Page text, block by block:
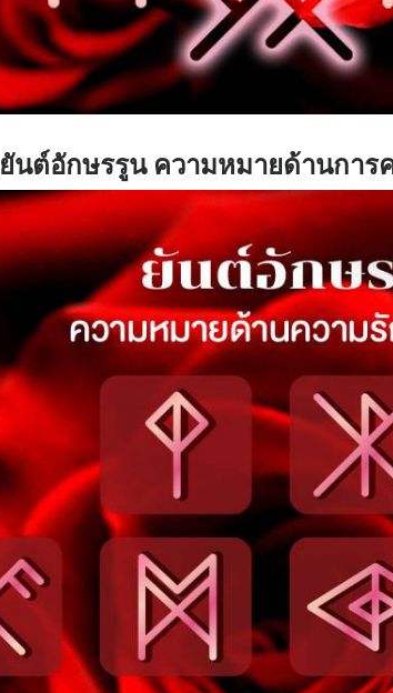
ยันต์อักษรรูน ความหมายด้านการ